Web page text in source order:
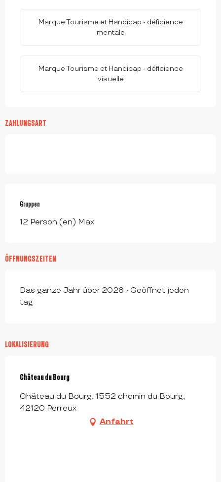
Marque Tourisme et Handicap - déficience
mentale
Marque Tourisme et Handicap - déficience
visuelle
ZAHLUNGSART
Gruppen
Gruppen
12 Person (en) Max
ÖFFNUNGSZEITEN
Das ganze Jahr über 2026 - Geöffnet jeden
tag
LOKALISIERUNG
Château du Bourg
Château du Bourg, 1552 chemin du Bourg,
42120 Perreux
Anfahrt